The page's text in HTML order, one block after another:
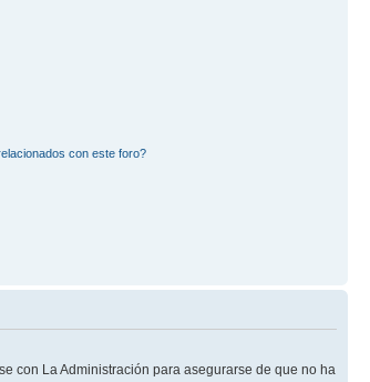
con este foro?
con La Administración para asegurarse de que no ha